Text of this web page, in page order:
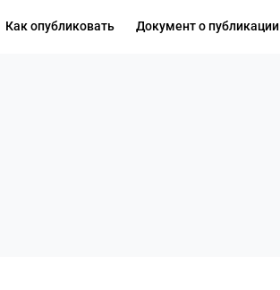
Как опубликовать Документ о публикации